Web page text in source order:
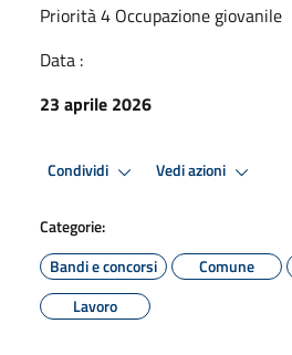
Priorità 4 Occupazione giovanile
Data :
23 aprile 2026
Condividi Vedi azioni
Categorie:
Bandi e concorsi
Comune
Lavoro